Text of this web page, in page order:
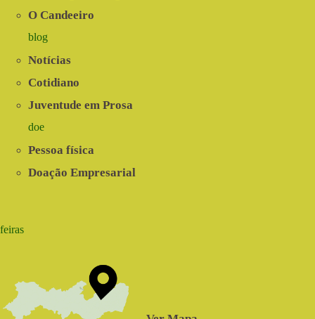
O Candeeiro
blog
Notícias
Cotidiano
Juventude em Prosa
doe
Pessoa física
Doação Empresarial
feiras